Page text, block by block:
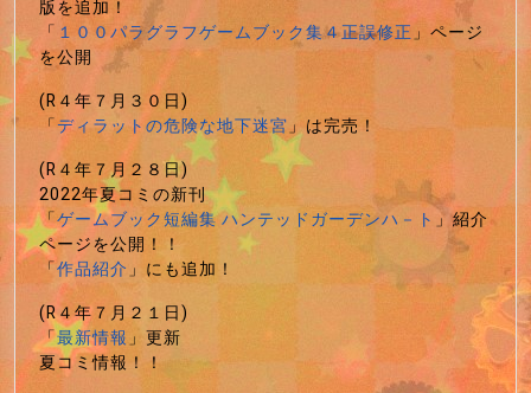
版を追加！
「 １００パラグラフゲームブック集４正誤修正」ページ
を公開
(R４年７月３０日)
「ディラットの危険な地下迷宮」は完売！
(R４年７月２８日)
2022年夏コミの新刊
「ゲームブック短編集 ハンテッドガーデンハ－ト 」紹介
ページを公開！！
「作品紹介」にも追加！
(R４年７月２１日)
「最新情報」更新
夏コミ情報！！